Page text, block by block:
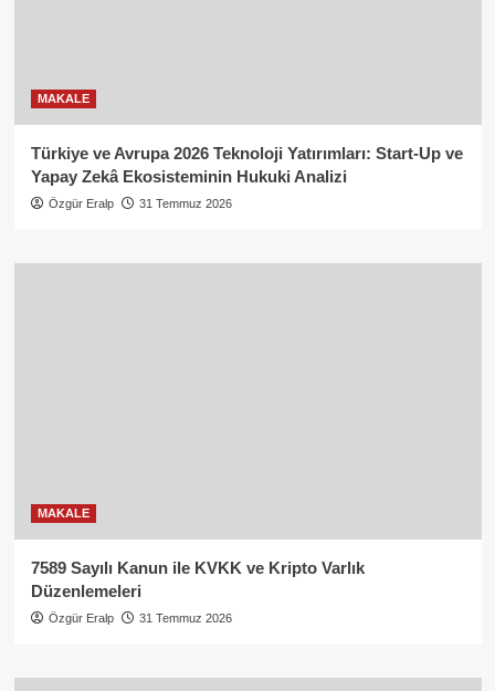
MAKALE
Türkiye ve Avrupa 2026 Teknoloji Yatırımları: Start-Up ve
Yapay Zekâ Ekosisteminin Hukuki Analizi
Özgür Eralp 31 Temmuz 2026
MAKALE
7589 Sayılı Kanun ile KVKK ve Kripto Varlık
Düzenlemeleri
Özgür Eralp 31 Temmuz 2026